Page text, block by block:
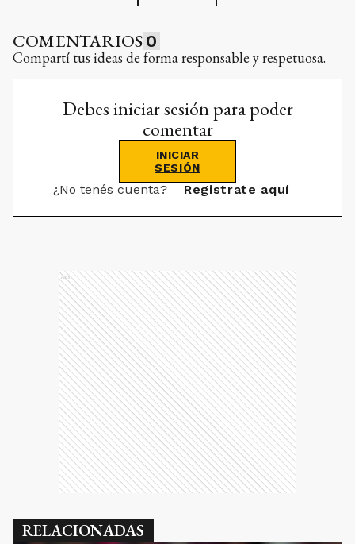
COMENTARIOS 0
Compartí tus ideas de forma responsable y respetuosa.
Debes iniciar sesión para poder
comentar
INICIAR
SESIÓN
¿No tenés cuenta? Registrate aquí
Ads
RELACIONADAS